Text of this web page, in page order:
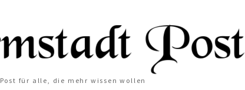
Post für alle, die mehr wissen wollen